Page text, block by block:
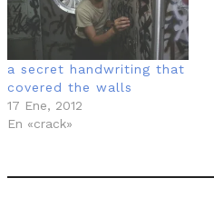
a secret handwriting that
covered the walls
17 Ene, 2012
En «crack»